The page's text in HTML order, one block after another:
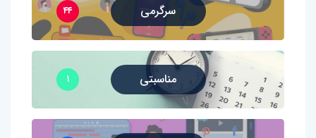
سرگرمی ۴۴
مناسبتی ۱